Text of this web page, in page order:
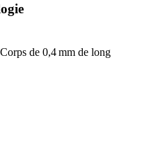
Corps de 0,4 mm de long